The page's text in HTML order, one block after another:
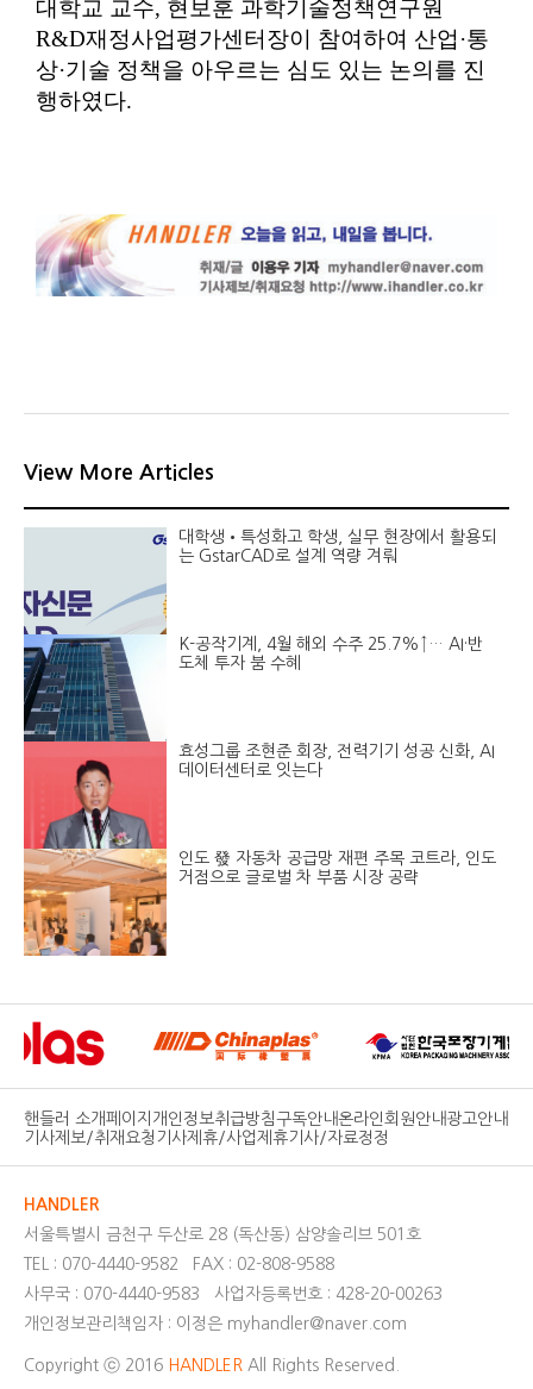
대학교 교수, 현보훈 과학기술정책연구원
R&D재정사업평가센터장이 참여하여 산업 ·통
상·기술 정책을 아우르는 심도 있는 논의를 진
행하였다.
View More Articles
대학생•특성화고 학생, 실무 현장에서 활용되
는 GstarCAD로 설계 역량 겨뤄
K-공작기계, 4월 해외 수주 25.7%↑… AI·반
도체 투자 붐 수혜
효성그룹 조현준 회장, 전력기기 성공 신화, AI
데이터센터로 잇는다
인도 發 자동차 공급망 재편 주목 코트라, 인도
거점으로 글로벌 차 부품 시장 공략
핸들러 소개페이지 개인정보취급방침구독안내온라인회원안내광고안내
기사제보/취재요청 기사제휴/사업제휴기사/자료정정
HANDLER
서울특별시 금천구 두산로 28 (독산동) 삼양솔리브 501호
TEL : 070-4440-9582
FAX : 02-808-9588
사무국 : 070-4440-9583
사업자등록번호 : 428-20-00263
개인정보관리책임자 : 이정은 myhandler@naver.com
Copyright ⓒ 2016 HANDLER All Rights Reserved.